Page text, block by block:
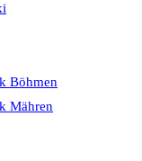
Böhmen
Mähren